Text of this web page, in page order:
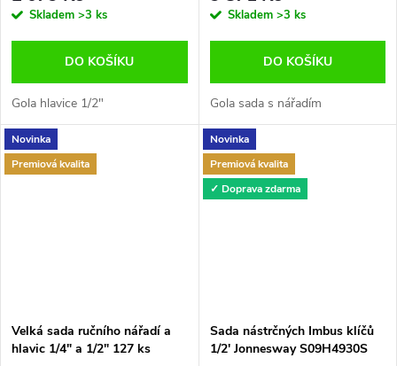
Skladem >3 ks
DO KOŠÍKU
Gola hlavice 1/2"
Skladem >3 ks
DO KOŠÍKU
Gola sada s nářadím
Novinka
Premiová kvalita
Velká sada ručního nářadí a
hlavic 1/4" a 1/2" 127 ks
Novinka
Premiová kvalita
✓ Doprava zdarma
Sada nástrčných Imbus klíčů
1/2' Jonnesway S09H4930S